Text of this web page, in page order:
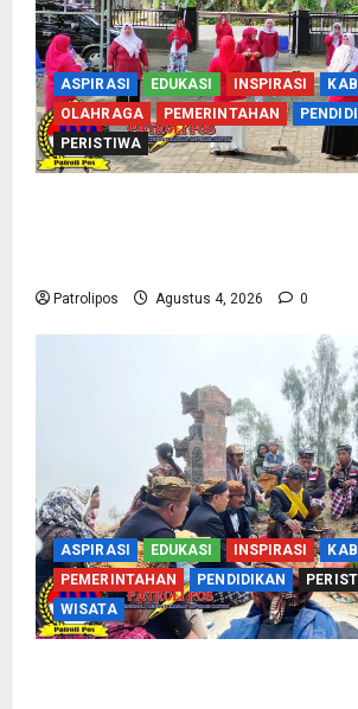
ASPIRASI EDUKASI INSPIRASI
OLAHRAGA
PEMERINTAHAN
PERISTIWA
Patrolipos Agustus 4, 2026 0
ASPIRASI EDUKASI INSPIRASI
PEMERINTAHAN
PENDIDIKAN
WISATA